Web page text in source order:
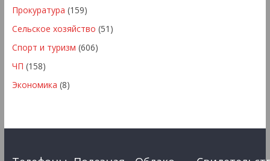
Прокуратура (159)
Сельское хозяйство (51)
Спорт и туризм (606)
ЧП (158)
Экономика (8)